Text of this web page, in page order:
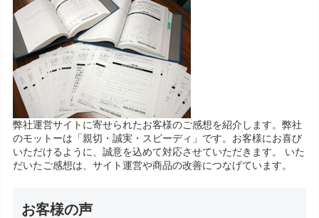
弊社運営サイトに寄せられたお客様のご感想を紹介します。弊社
のモットーは「親切・誠実・スピーディ」です。お客様にお喜び
いただけるように、誠意を込めて対応させていただきます。 いた
だいたご感想は、サイト運営や商品の改善につなげています。
お客様の声